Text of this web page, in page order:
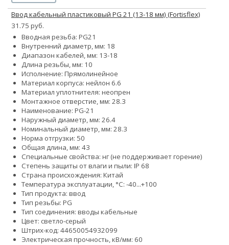
Ввод кабельный пластиковый PG 21 (13-18 мм) (Fortisflex)
31.75 руб.
Вводная резьба: PG21
Внутренний диаметр, мм: 18
Диапазон кабелей, мм: 13-18
Длина резьбы, мм: 10
Исполнение: Прямолинейное
Материал корпуса: нейлон 6.6
Материал уплотнителя: неопрен
Монтажное отверстие, мм: 28.3
Наименование: PG-21
Наружный диаметр, мм: 26.4
Номинальный диаметр, мм: 28.3
Норма отгрузки: 50
Общая длина, мм: 43
Специальные свойства: нг (не поддерживает горение)
Степень защиты от влаги и пыли: IP 68
Страна происхождения: Китай
Температура эксплуатации, °С: -40...+100
Тип продукта: ввод
Тип резьбы: PG
Тип соединения: вводы кабельные
Цвет: светло-серый
Штрих-код: 44650054932099
Электрическая прочность, кВ/мм: 60